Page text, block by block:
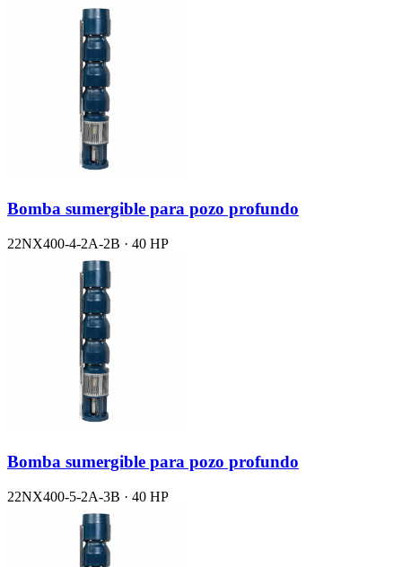
Bomba sumergible para pozo profundo
22NX400-4-2A-2B · 40 HP
Bomba sumergible para pozo profundo
22NX400-5-2A-3B · 40 HP